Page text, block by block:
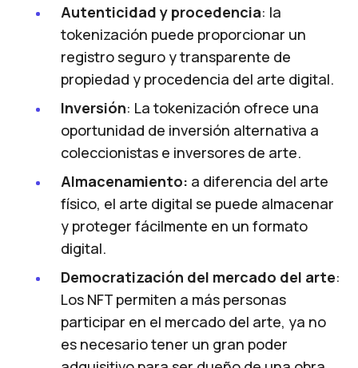
Autenticidad y procedencia: la
tokenización puede proporcionar un
registro seguro y transparente de
propiedad y procedencia del arte digital.
Inversión: La tokenización ofrece una
oportunidad de inversión alternativa a
coleccionistas e inversores de arte.
Almacenamiento: a diferencia del arte
físico, el arte digital se puede almacenar
y proteger fácilmente en un formato
digital.
Democratización del mercado del arte:
Los NFT permiten a más personas
participar en el mercado del arte, ya no
es necesario tener un gran poder